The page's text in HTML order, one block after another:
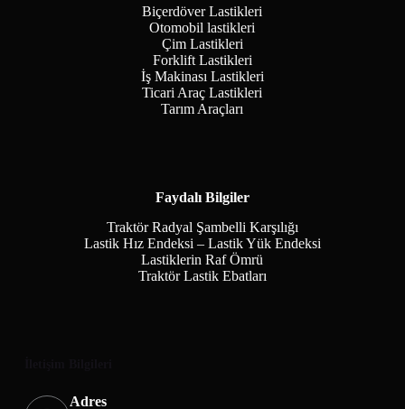
Biçerdöver Lastikleri
Otomobil lastikleri
Çim Lastikleri
Forklift Lastikleri
İş Makinası Lastikleri
Ticari Araç Lastikleri
Tarım Araçları
Faydalı Bilgiler
Traktör Radyal Şambelli Karşılığı
Lastik Hız Endeksi – Lastik Yük Endeksi
Lastiklerin Raf Ömrü
Traktör Lastik Ebatları
Adres